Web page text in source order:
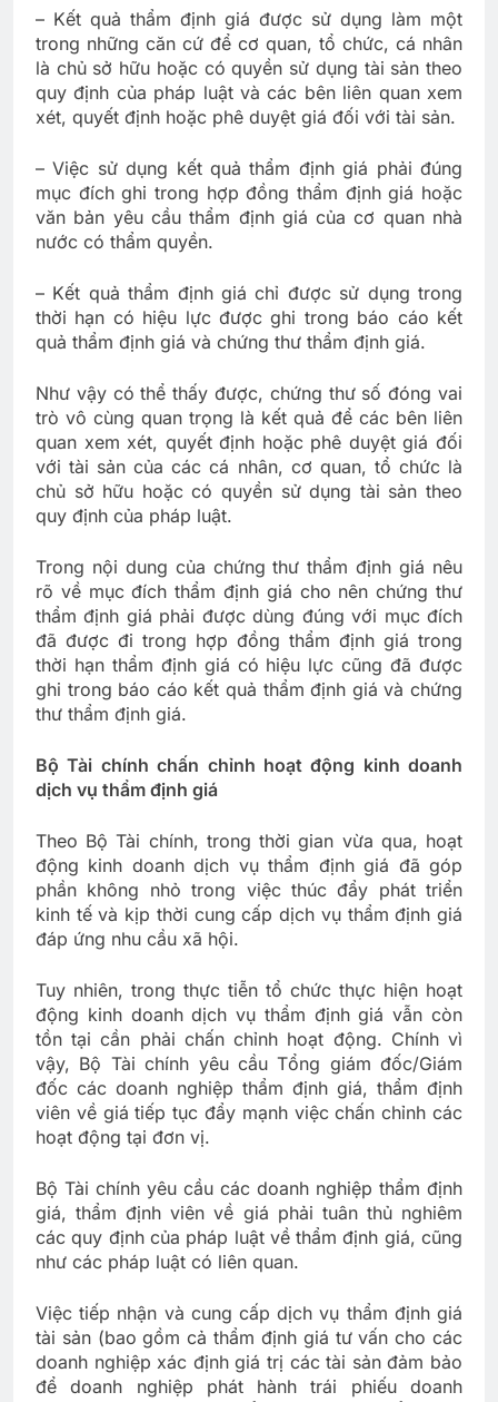
– Kết quả thẩm định giá được sử dụng làm một
trong những căn cứ để cơ quan, tổ chức, cá nhân
là chủ sở hữu hoặc có quyền sử dụng tài sản theo
quy định của pháp luật và các bên liên quan xem
xét, quyết định hoặc phê duyệt giá đối với tài sản.
– Việc sử dụng kết quả thẩm định giá phải đúng
mục đích ghi trong hợp đồng thẩm định giá hoặc
văn bản yêu cầu thẩm định giá của cơ quan nhà
nước có thẩm quyền.
– Kết quả thẩm định giá chỉ được sử dụng trong
thời hạn có hiệu lực được ghi trong báo cáo kết
quả thẩm định giá và chứng thư thẩm định giá.
Như vậy có thể thấy được, chứng thư số đóng vai
trò vô cùng quan trọng là kết quả để các bên liên
quan xem xét, quyết định hoặc phê duyệt giá đối
với tài sản của các cá nhân, cơ quan, tổ chức là
chủ sở hữu hoặc có quyền sử dụng tài sản theo
quy định của pháp luật.
Trong nội dung của chứng thư thẩm định giá nêu
rõ về mục đích thẩm định giá cho nên chứng thư
thẩm định giá phải được dùng đúng với mục đích
đã được đi trong hợp đồng thẩm định giá trong
thời hạn thẩm định giá có hiệu lực cũng đã được
ghi trong báo cáo kết quả thẩm định giá và chứng
thư thẩm định giá.
Bộ Tài chính chấn chỉnh hoạt động kinh doanh
dịch vụ thẩm định giá
Theo Bộ Tài chính, trong thời gian vừa qua, hoạt
động kinh doanh dịch vụ thẩm định giá đã góp
phần không nhỏ trong việc thúc đẩy phát triển
kinh tế và kịp thời cung cấp dịch vụ thẩm định giá
đáp ứng nhu cầu xã hội.
Tuy nhiên, trong thực tiễn tổ chức thực hiện hoạt
động kinh doanh dịch vụ thẩm định giá vẫn còn
tồn tại cần phải chấn chỉnh hoạt động. Chính vì
vậy, Bộ Tài chính yêu cầu Tổng giám đốc/Giám
đốc các doanh nghiệp thẩm định giá, thẩm định
viên về giá tiếp tục đẩy mạnh việc chấn chỉnh các
hoạt động tại đơn vị.
Bộ Tài chính yêu cầu các doanh nghiệp thẩm định
giá, thẩm định viên về giá phải tuân thủ nghiêm
các quy định của pháp luật về thẩm định giá, cũng
như các pháp luật có liên quan.
Việc tiếp nhận và cung cấp dịch vụ thẩm định giá
tài sản (bao gồm cả thẩm định giá tư vấn cho các
doanh nghiệp xác định giá trị các tài sản đảm bảo
để doanh nghiệp phát hành trái phiếu doanh